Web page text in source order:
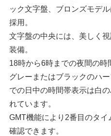
ック文字盤、ブロンズモデ
採用。
文字盤の中央には、美しく
装備。
18時から6時までの夜間の時
グレーまたはブラックのハ
での日中の時間帯表示は白
れています。
GMT機能により2番目のタイ
確認できます。